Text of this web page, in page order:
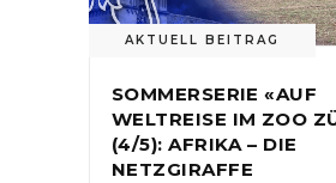
AKTUELL BEITRAG
SOMMERSERIE «AUF
WELTREISE IM ZOO
(4/5): AFRIKA – DIE
NETZGIRAFFE